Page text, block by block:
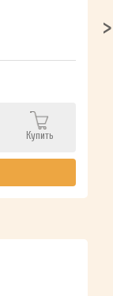
Купить